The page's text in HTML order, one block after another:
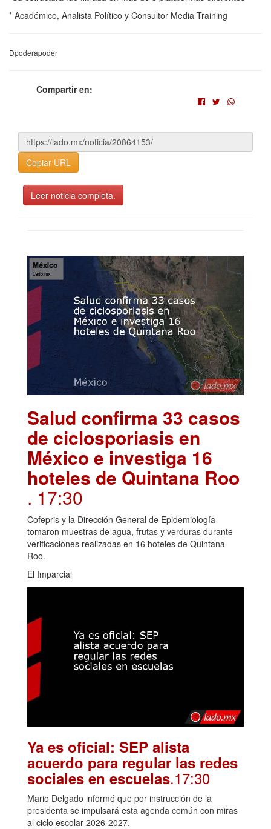
* Académico, Analista Político y Consultor Media Training
Dpoderapoder
Compartir en:
Copiar URL
Leer noticia completa.
Salud confirma 33 casos
de ciclosporiasis en
México e investiga 16
hoteles de Quintana Roo
. 17:30
Cofepris y la Dirección General de Epidemiología
tomaron muestras de agua, frutas y verduras durante
verificaciones realizadas en 16 hoteles de Quintana
Roo.
El Imparcial
Ya es oficial: SEP alista
acuerdo para regular las redes
sociales en escuelas.17:30
Mario Delgado informó que por instrucción de la
presidenta se impulsará esta agenda común con miras
al ciclo escolar 2026-2027.